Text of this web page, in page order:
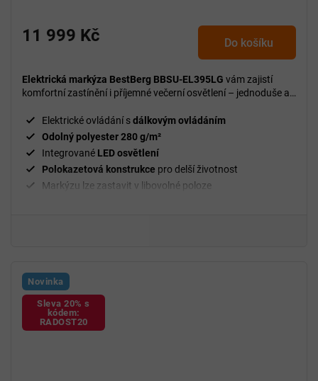
11 999 Kč Do košíku
Elektrická markýza BestBerg BBSU-EL395LG vám zajistí
komfortní zastínění i příjemné večerní osvětlení – jednoduše a
Elektrické ovládání sdálkovým ovládáním
Odolný polyester 280 g/m²
Integrované LED osvětlení
Polokazetová konstrukce pro delší životnost
Markýzu lze zastavit v libovolné poloze
Novinka
Sleva 20% s
kódem:
RADOST20